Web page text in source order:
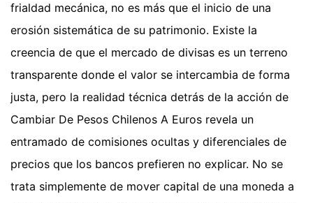
frialdad mecánica, no es más que el inicio de una
erosión sistemática de su patrimonio. Existe la
creencia de que el mercado de divisas es un terreno
transparente donde el valor se intercambia de forma
justa, pero la realidad técnica detrás de la acción de
Cambiar De Pesos Chilenos A Euros revela un
entramado de comisiones ocultas y diferenciales de
precios que los bancos prefieren no explicar. No se
trata simplemente de mover capital de una moneda a